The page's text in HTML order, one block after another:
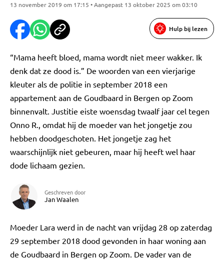
13 november 2019 om 17:15 • Aangepast 13 oktober 2025 om 03:10
Hulp bij lezen
“Mama heeft bloed, mama wordt niet meer wakker. Ik
denk dat ze dood is.” De woorden van een vierjarige
kleuter als de politie in september 2018 een
appartement aan de Goudbaard in Bergen op Zoom
binnenvalt. Justitie eiste woensdag twaalf jaar cel tegen
Onno R., omdat hij de moeder van het jongetje zou
hebben doodgeschoten. Het jongetje zag het
waarschijnlijk niet gebeuren, maar hij heeft wel haar
dode lichaam gezien.
Geschreven door
Jan Waalen
Moeder Lara werd in de nacht van vrijdag 28 op zaterdag
29 september 2018 dood gevonden in haar woning aan
de Goudbaard in Bergen op Zoom. De vader van de